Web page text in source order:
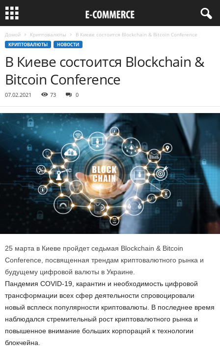
Домой Криптовалюты В Киеве состоится Blockchain & Bitcoin Conference
КРИПТОВАЛЮТЫ НОВОСТИ
В Киеве состоится Blockchain &
Bitcoin Conference
07.02.2021 73 0
25 марта в Киеве пройдет седьмая Blockchain & Bitcoin
Conference, посвященная трендам криптовалютного рынка и
будущему цифровой валюты в Украине.
Пандемия COVID-19, карантин и необходимость цифровой
трансформации всех сфер деятельности спровоцировали
новый всплеск популярности криптовалюты. В последнее время
наблюдался стремительный рост криптовалютного рынка и
повышенное внимание больших корпораций к технологии
блокчейна.